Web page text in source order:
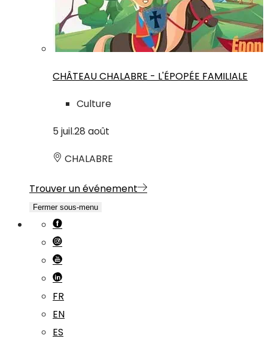
CHÂTEAU CHALABRE - L'ÉPOPÉE FAMILIALE
Culture
5 juil.28 août
CHALABRE
Trouver un événement
Fermer sous-menu
FR
EN
ES